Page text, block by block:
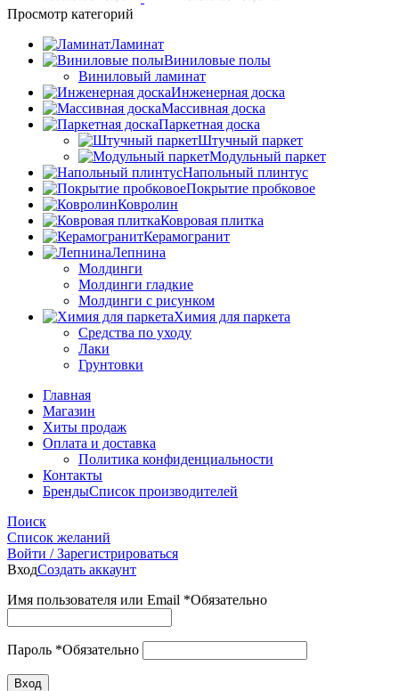
Просмотр категорий
Ламинат
Виниловые полы
Виниловый ламинат
Инженерная доска
Массивная доска
Паркетная доска
Штучный паркет
Модульный паркет
Напольный плинтус
Покрытие пробковое
Ковролин
Ковровая плитка
Керамогранит
Лепнина
Молдинги
Молдинги гладкие
Молдинги с рисунком
Химия для паркета
Средства по уходу
Лаки
Грунтовки
Главная
Магазин
Хиты продаж
Оплата и доставка
Политика конфиденциальности
Контакты
БрендыСписок производителей
Поиск
Список желаний
Войти / Зарегистрироваться
ВходСоздать аккаунт
Имя пользователя или Email *Обязательно
Пароль *Обязательно
Вход